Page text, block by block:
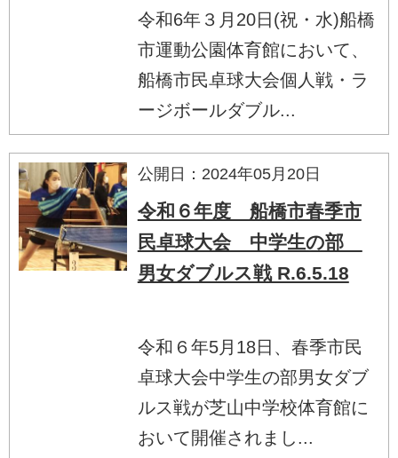
令和6年３月20日(祝・水)船橋
市運動公園体育館において、
船橋市民卓球大会個人戦・ラ
ージボールダブル...
公開日：2024年05月20日
令和６年度 船橋市春季市
民卓球大会 中学生の部
男女ダブルス戦 R.6.5.18
令和６年5月18日、春季市民
卓球大会中学生の部男女ダブ
ルス戦が芝山中学校体育館に
おいて開催されまし...